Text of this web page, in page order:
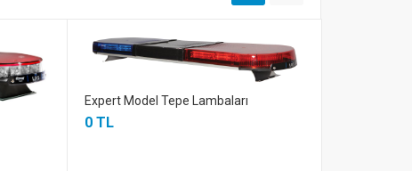
Expert Model Tepe Lambaları
0 TL